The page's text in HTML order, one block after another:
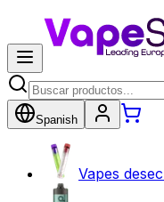
Spanish
Vapes